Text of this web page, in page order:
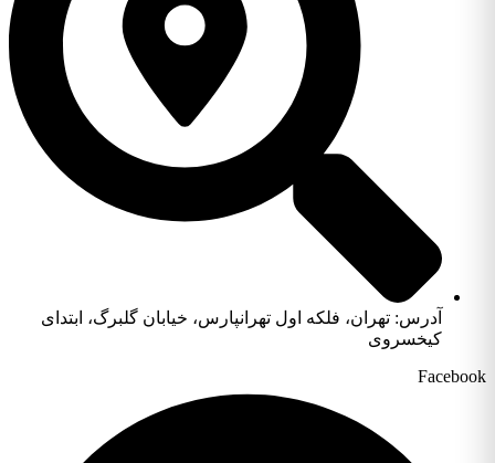
آدرس: تهران، فلکه اول تهرانپارس، خیابان گلبرگ، ابتدای
کیخسروی
Facebook